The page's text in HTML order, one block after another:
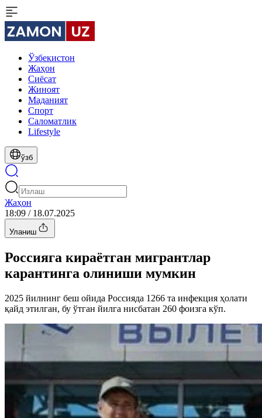
Ўзбекистон
Жаҳон
Сиёсат
Жиноят
Маданият
Спорт
Cаломатлик
Lifestyle
ўзб
Жаҳон
18:09 / 18.07.2025
Уланиш
Россияга кирaётган мигрантлар
карантинга олиниши мумкин
2025 йилнинг беш ойида Россияда 1266 та инфекция ҳолати
қайд этилган, бу ўтган йилга нисбатан 260 фоизга кўп.